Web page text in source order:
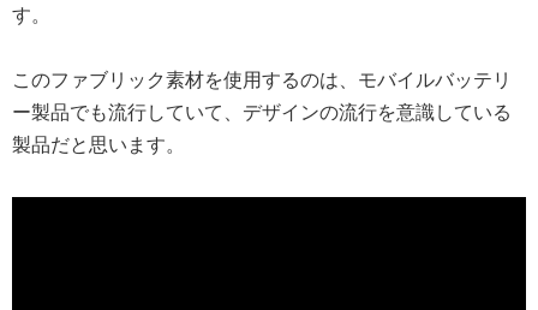
す。
このファブリック素材を使用するのは、モバイルバッテリ
ー製品でも流行していて、デザインの流行を意識している
製品だと思います。